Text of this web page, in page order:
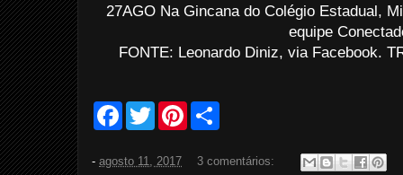
27AGO Na Gincana do Colégio Estadual,
equipe
FONTE: Leonardo Diniz, via Facebook.
F
b
T
w
t
P
e
- agosto 11, 2017 3 comentários: